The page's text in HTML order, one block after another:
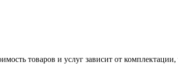
товаров и услуг зависит от